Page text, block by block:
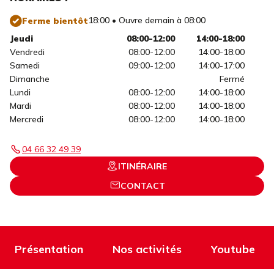
Ferme bientôt18:00 • Ouvre demain à 08:00
Jeudi
08:00-12:00
14:00-18:00
Vendredi
08:00-12:00
14:00-18:00
Samedi
09:00-12:00
14:00-17:00
Dimanche
Fermé
Lundi
08:00-12:00
14:00-18:00
Mardi
08:00-12:00
14:00-18:00
Mercredi
08:00-12:00 14:00-18:00
04 66 32 49 39
ITINÉRAIRE
CONTACT
Présentation Nos activités Youtube